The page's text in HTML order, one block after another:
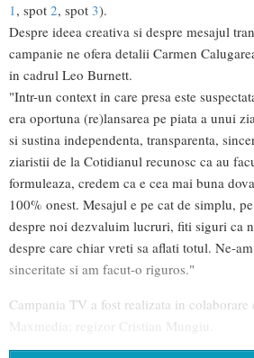
1 , spot 2, spot 3).
Despre ideea creativa si despre mesajul
campanie ne ofera detalii Carmen
in cadrul Leo Burnett.
"Intr-un context in care presa este
era oportuna (re)lansarea pe piata a unui
si sustina independenta, transparenta,
ziaristii de la Cotidianul recunosc ca au
formuleaza, credem ca e cea mai buna
100% onest. Mesajul e pe cat de simplu,
despre noi dezvaluim lucruri, fiti siguri ca
despre care chiar vreti sa aflati totul. Ne-
sinceritate si am facut-o riguros."
Campania TV a fost realizata in colaborare
Maxmedia; regizor Cristian Mungiu.